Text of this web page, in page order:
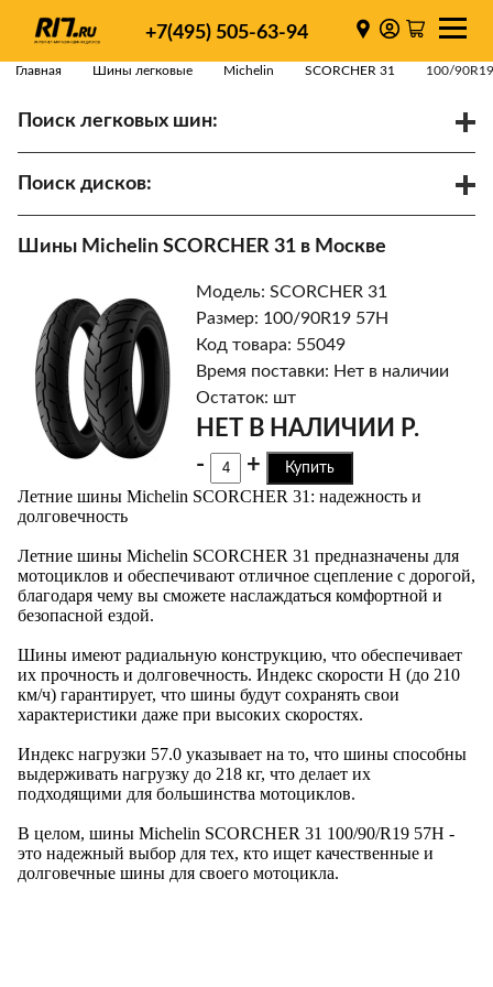
+7(495) 505-63-94
Главная Шины легковые Michelin SCORCHER 31 100/
Поиск легковых шин:
Поиск дисков:
Найти
Шины Michelin SCORCHER 31 в Москве
Модель: SCORCHER 31
Размер: 100/90R19 57H
Код товара: 55049
Время поставки: Нет в наличии
Остаток: шт
НЕТ В НАЛИЧИИ Р.
-
+ Купить
Летние шины Michelin SCORCHER 31: надежность и
долговечность
Летние шины Michelin SCORCHER 31 предназначены для
мотоциклов и обеспечивают отличное сцепление с дорогой,
благодаря чему вы сможете наслаждаться комфортной и
безопасной ездой.
Шины имеют радиальную конструкцию, что обеспечивает
их прочность и долговечность. Индекс скорости H (до 210
км/ч) гарантирует, что шины будут сохранять свои
характеристики даже при высоких скоростях.
Индекс нагрузки 57.0 указывает на то, что шины способны
выдерживать нагрузку до 218 кг, что делает их
подходящими для большинства мотоциклов.
В целом, шины Michelin SCORCHER 31 100/90/R19 57H -
это надежный выбор для тех, кто ищет качественные и
долговечные шины для своего мотоцикла.